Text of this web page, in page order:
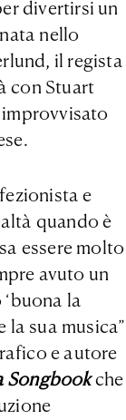
divertirsi un
nello
il regista
con Stuart
e
quando è
essere molto
avuto un
la
la sua musica”
e autore
Songbookche